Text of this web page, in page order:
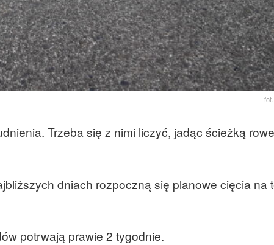
Trzeba się z nimi liczyć, jadąc ścieżką
dniach rozpoczną się planowe cięcia na
potrwają prawie 2 tygodnie.